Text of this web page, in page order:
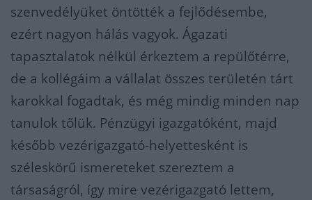
szenvedélyüket öntötték a fejlődésembe,
ezért nagyon hálás vagyok. Ágazati
tapasztalatok nélkül érkeztem a repülőtérre,
de a kollégáim a vállalat összes területén tárt
karokkal fogadtak, és még mindig minden nap
tanulok tőlük. Pénzügyi igazgatóként, majd
később vezérigazgató-helyettesként is
széleskörű ismereteket szereztem a
társaságról, így mire vezérigazgató lettem,